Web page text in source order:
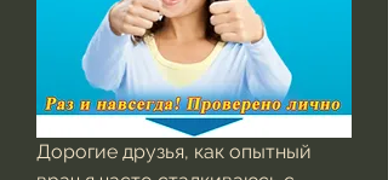
Дорогие друзья, как опытный